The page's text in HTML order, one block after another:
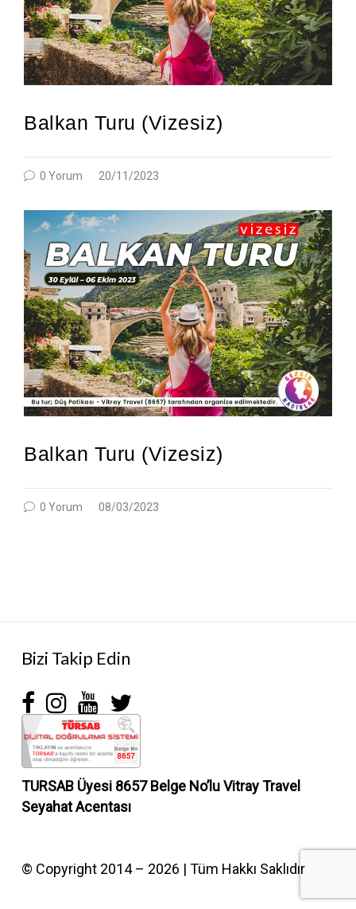
Balkan Turu (Vizesiz)
0 Yorum 20/11/2023
Balkan Turu (Vizesiz)
0 Yorum 08/03/2023
Bizi Takip Edin
TURSAB Üyesi 8657 Belge No’luVitray Travel
Seyahat Acentası
© Copyright 2014 – 2026 | Tüm Hakkı Saklıdır